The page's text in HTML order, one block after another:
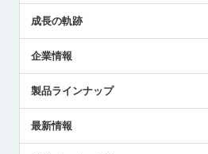
成長の軌跡
企業情報
ごあいさつ
受賞履歴
製品ラインナップ
ツールセッタ製品
最新情報